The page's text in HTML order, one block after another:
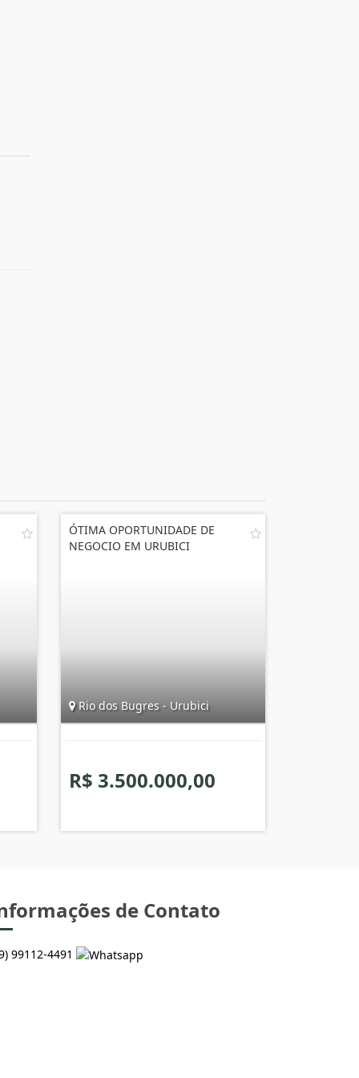
ÓTIMA OPORTUNIDADE DE
NEGOCIO EM URUBICI
Rio dos Bugres - Urubici
R$ 3.500.000,00
de Contato
99112-4491